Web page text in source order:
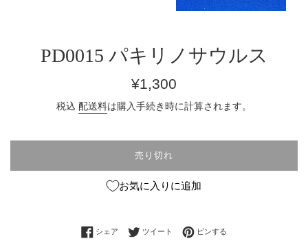
PD0015 パキリノサウルス
通
価
¥1,300
税込 配送料は購入手続き時に計算されます。
売り切れ
お気に入りに追加
シェア Facebookでシェアする
ツイート Twitterに投稿する
ピンする